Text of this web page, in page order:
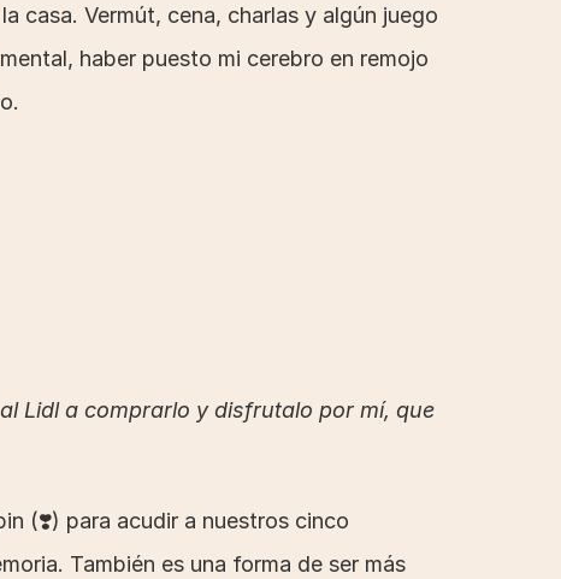
casa. Vermút, cena, charlas y algún juego
haber puesto mi cerebro en remojo
Lidl a comprarlo y disfrutalo por mí, que
(❣️) para acudir a nuestros cinco
También es una forma de ser más